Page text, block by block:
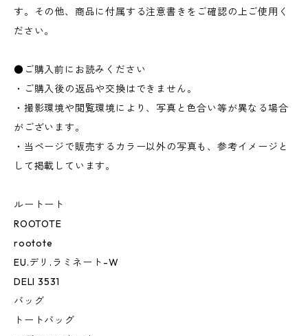
す。その他、商品に付属する注意書きをご確認の上ご使用く
ださい。
●ご購入前にお読みください
・ご購入後の返品や交換はできません。
・撮影環境や閲覧環境により、写真と色合い等が異なる場合
がございます。
・当ページで販売するカラー以外の写真も、参考イメージと
して掲載しています。
ルートート
ROOTOTE
rootote
EU.デリ.ラミネート-W
DELI 3531
バッグ
トートバッグ